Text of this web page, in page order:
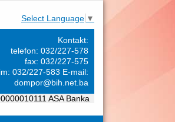
Select Language ▼
Kontakt:
telefon: 032/227-578
fax: 032/227-575
032/227-583 E-mail:
dompor@bih.net.ba
ASA Banka